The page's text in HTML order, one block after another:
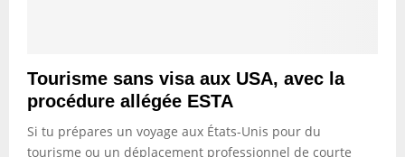
Tourisme sans visa aux USA, avec la
procédure allégée ESTA
Si tu prépares un voyage aux États-Unis pour du
tourisme ou un déplacement professionnel de courte